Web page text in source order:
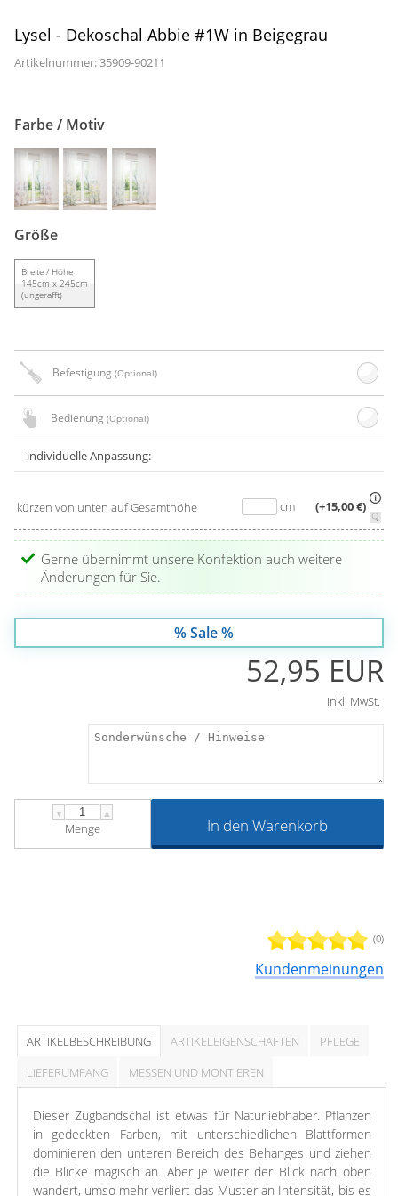
Lysel - Dekoschal Abbie #1W in Beigegrau
Artikelnummer: 35909-90211
Farbe / Motiv
Größe
Breite / Höhe
145cm x 245cm
(ungerafft)
Befestigung (Optional)
Bedienung (Optional)
individuelle Anpassung:
kürzen von unten auf Gesamthöhe cm (+15,00 €)
Gerne übernimmt unsere Konfektion auch weitere
Änderungen für Sie.
(0)
Kundenmeinungen
% Sale %
52,95 EUR
inkl. MwSt.
▼ ▲
Menge In den Warenkorb
ARTIKELBESCHREIBUNG ARTIKELEIGENSCHAFTEN
PFLEGE
LIEFERUMFANG
MESSEN UND MONTIEREN
Dieser Zugbandschal ist etwas für Naturliebhaber. Pflanzen
in gedeckten Farben, mit unterschiedlichen Blattformen
dominieren den unteren Bereich des Behanges und ziehen
die Blicke magisch an. Aber je weiter der Blick nach oben
wandert, umso mehr verliert das Muster an Intensität, bis es